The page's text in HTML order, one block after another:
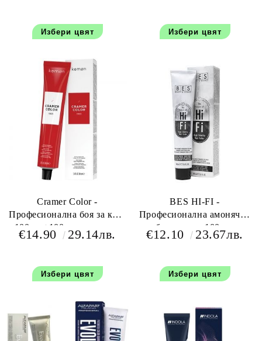
Избери цвят Избери цвят
Cramer Color -
Професионална боя за коса
100 мл+100 мл оксидант
€14.90 29.14лв.
Избери цвят
BES HI-FI -
Професионална амонячна
боя за коса 100 мл
€12.10 23.67лв.
Избери цвят